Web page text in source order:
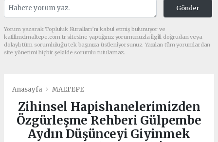
Gönder
Yorum yazarak Topluluk Kuralları’nı kabul etmiş bulunuyor ve
katilimcimaltepe.com.tr sitesine yaptığınız yorumunuzla ilgili doğrudan veya
dolaylı tüm sorumluluğu tek başınıza üstleniyorsunuz. Yazılan tüm yorumlardan
site yönetimi hiçbir şekilde sorumlu tutulamaz.
Anasayfa MALTEPE
Zihinsel Hapishanelerimizden
Özgürleşme Rehberi Gülpembe
Aydın Düşünceyi Giyinmek